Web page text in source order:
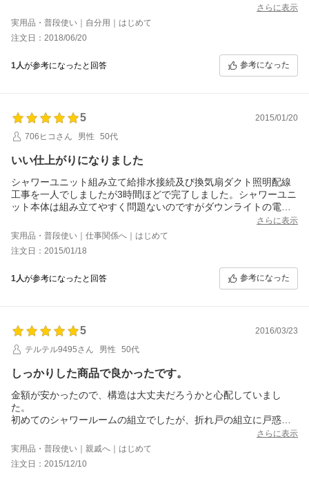
その後、何事もなく、普通に使えています。すごい、、、おスス
さらに表示
実用品・普段使い｜自分用｜はじめて
注文日：2018/06/20
1人が参考になったと回答 参考になった
5
2015/01/20
706ヒコさん
男性 50代
いい仕上がりになりました
シャワーユニット組み立て給排水接続及び換気扇ダクト照明配線
工事を一人でしましたが3時間ほどで完了しました。シャワーユニ
ット本体は組み立てやすく問題ないのですがダウンライトの電源
さらに表示
実用品・普段使い｜仕事関係へ｜はじめて
注文日：2015/01/18
1人が参考になったと回答 参考になった
5
2016/03/23
テルテル9495さん
男性 50代
しっかりした商品で良かったです。
金額が安かったので、構造は大丈夫だろうかと心配していまし
た。
初めてのシャワールームの組立でしたが、折れ戸の組立に戸惑っ
シャワー水栓と小物入れも同時に注文しました。金額・商品とも
さらに表示
実用品・普段使い｜親戚へ｜はじめて
注文日：2015/12/10